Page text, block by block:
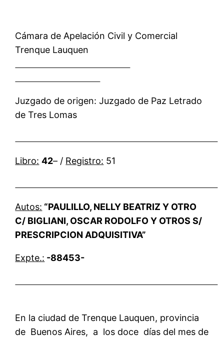
Cámara de Apelación Civil y Comercial
Trenque Lauquen
Juzgado de origen: Juzgado de Paz Letrado
de Tres Lomas
Libro: 42– / Registro: 51
Autos: “PAULILLO, NELLY BEATRIZ Y OTRO
C/ BIGLIANI, OSCAR RODOLFO Y OTROS S/
PRESCRIPCION ADQUISITIVA”
Expte.: -88453-
En la ciudad de Trenque Lauquen, provincia
de Buenos Aires, a los doce días del mes de